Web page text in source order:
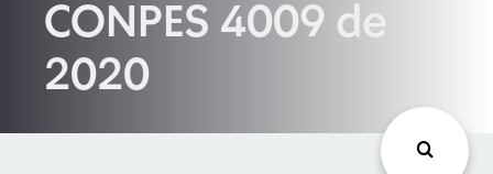
BuscarCONPES 4009 de
2020